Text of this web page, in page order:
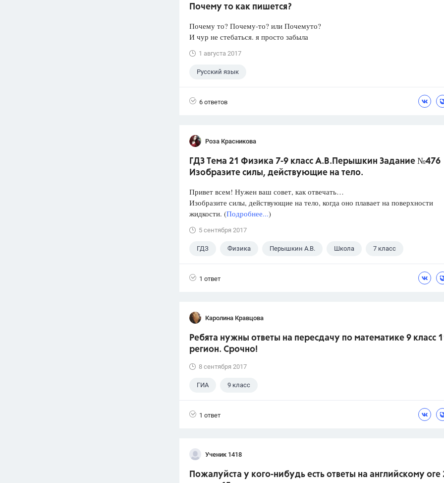
Почему то как пишется?
Почему то? Почему-то? или Почемуто?
И чур не стебаться. я просто забыла
1 августа 2017
Русский язык
6 ответов
Роза Красникова
ГДЗ Тема 21 Физика 7-9 класс А.В.Перышкин Задание №476
Изобразите силы, действующие на тело.
Привет всем! Нужен ваш совет, как отвечать…
Изобразите силы, действующие на тело, когда оно плавает на поверхности
жидкости. (Подробнее...)
5 сентября 2017
ГДЗ Физика Перышкин А.В. Школа 7 класс
1 ответ
Каролина Кравцова
Ребята нужны ответы на пересдачу по математике 9 класс
регион. Срочно!
8 сентября 2017
ГИА 9 класс
1 ответ
Ученик 1418
Пожалуйста у кого-нибудь есть ответы на английскому оге